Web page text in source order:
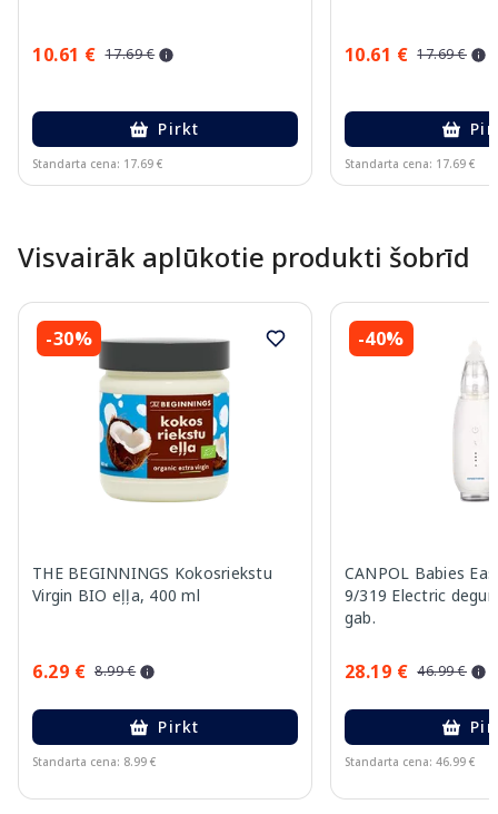
10.61 € 17.69 €
Pirkt
Standarta cena: 17.69 €
10.61 € 17.69 €
Standarta cena: 17.69 €
Visvairāk aplūkotie produkti šobrīd
-30%
THE BEGINNINGS Kokosriekstu
Virgin BIO eļļa, 400 ml
6.29 € 8.99 €
Pirkt
Standarta cena: 8.99 €
-40%
CANPOL Babies
9/319 Electric
gab.
28.19 € 46.99 €
Standarta cena: 46.99 €